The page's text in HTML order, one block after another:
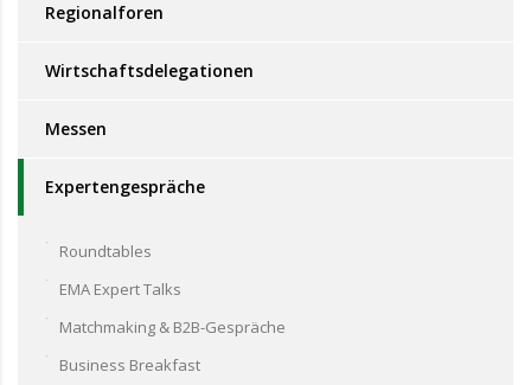
Regionalforen
Wirtschaftsdelegationen
Messen
Expertengespräche
Roundtables
EMA Expert Talks
Matchmaking & B2B-Gespräche
Business Breakfast